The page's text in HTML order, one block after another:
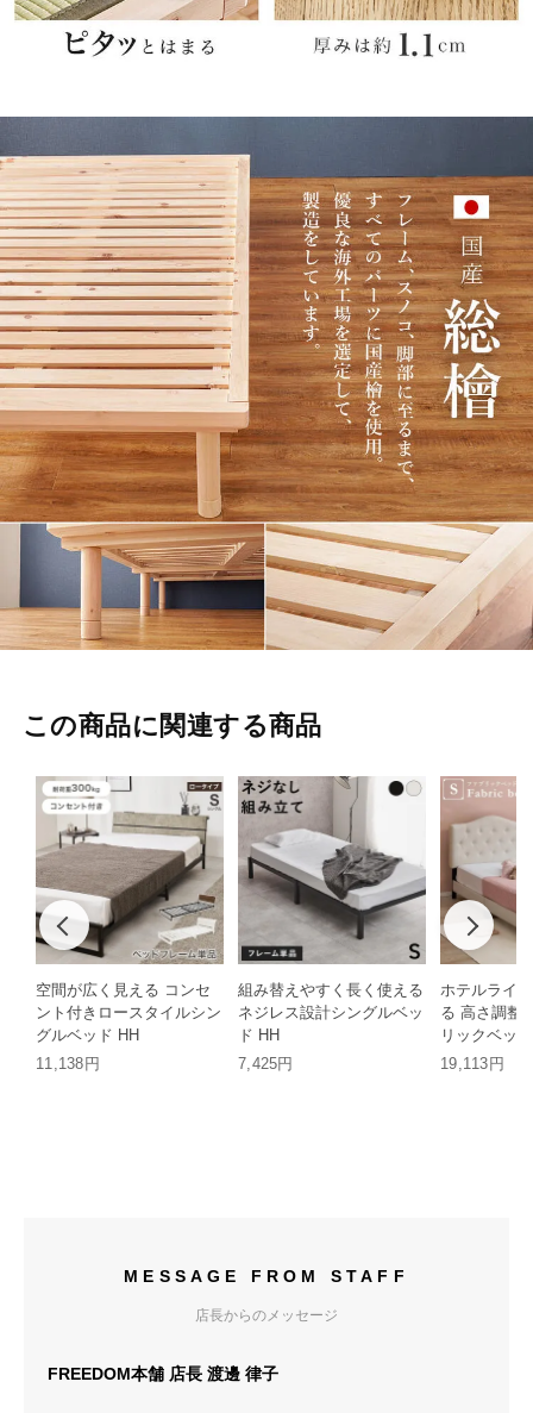
この商品に関連する商品
空間が広く見える コンセ
ント付きロースタイルシン
グルベッド HH
11,138円
組み替えやすく長く使える
ネジレス設計シングルベッ
ド HH
7,425円
ホテルライ
る 高さ調整
リックベッ
19,113円
MESSAGE FROM STAFF
店長からのメッセージ
FREEDOM本舗 店長 渡邊 律子